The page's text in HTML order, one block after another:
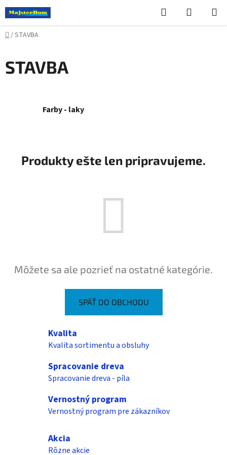
Prejsť
na
obsah
Hľadať
KOŠÍK
Domov
/STAVBA
STAVBA
Farby - laky
Produkty ešte len pripravujeme.
Môžete sa ale pozrieť na ostatné kategórie.
SPÄŤ DO OBCHODU
Kvalita
Kvalita sortimentu a obsluhy
Spracovanie dreva
Spracovanie dreva - píla
Vernostný program
Vernostný program pre zákazníkov
Akcia
Rôzne akcie